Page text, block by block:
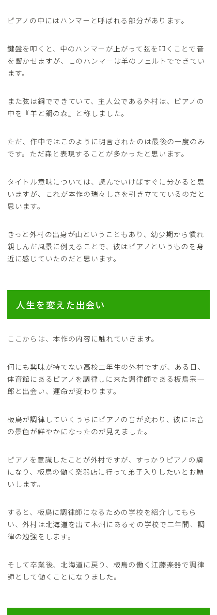
ピアノの中にはハンマーと呼ばれる部分があります。
鍵盤を叩くと、中のハンマーが上がって弦を叩くことで音
を響かせますが、このハンマーは羊のフェルトでできてい
ます。
また弦は鋼でできていて、主人公である外村は、ピアノの
中を『羊と鋼の森』と称しました。
ただ、作中ではこのように明言されたのは最後の一度のみ
です。ただ森と表現することが多かったと思います。
タイトル意味については、読んでいけばすぐに分かると思
いますが、これが本作の瑞々しさを引き立てているのだと
思います。
きっと外村の出身が山ということもあり、幼少期から慣れ
親しんだ風景に例えることで、彼はピアノというものを身
近に感じていたのだと思います。
人生を変えた出会い
ここからは、本作の内容に触れていきます。
何にも興味が持てない高校二年生の外村ですが、ある日、
体育館にあるピアノを調律しに来た調律師である板鳥宗一
郎と出会い、運命が変わります。
板鳥が調律していくうちにピアノの音が変わり、彼には音
の景色が鮮やかになったのが見えました。
ピアノを意識したことが外村ですが、すっかりピアノの虜
になり、板鳥の働く楽器店に行って弟子入りしたいとお願
いします。
すると、板鳥に調律師になるための学校を紹介してもら
い、外村は北海道を出て本州にあるその学校で二年間、調
律の勉強をします。
そして卒業後、北海道に戻り、板鳥の働く江藤楽器で調律
師として働くことになりました。